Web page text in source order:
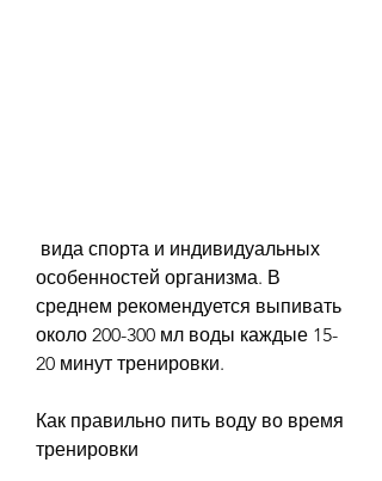
особенностей организма. В
среднем рекомендуется выпивать
около 200-300 мл воды каждые 15-
20 минут тренировки.
Как правильно пить воду во время
тренировки